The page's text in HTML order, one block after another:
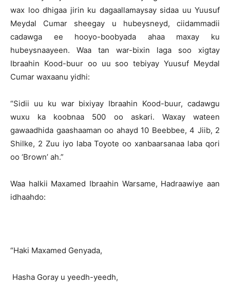
wax loo dhigaa jirin ku dagaallamaysay sidaa uu Yuusuf
Meydal Cumar sheegay u hubeysneyd, ciidammadii
cadawga ee hooyo-boobyada ahaa maxay ku
hubeysnaayeen. Waa tan war-bixin laga soo xigtay
Ibraahin Kood-buur oo uu soo tebiyay Yuusuf Meydal
Cumar waxaanu yidhi:
“Sidii uu ku war bixiyay Ibraahin Kood-buur, cadawgu
wuxu ka koobnaa 500 oo askari. Waxay wateen
gawaadhida gaashaaman oo ahayd 10 Beebbee, 4 Jiib, 2
Shilke, 2 Zuu iyo laba Toyote oo xanbaarsanaa laba qori
oo ‘Brown’ ah.”
Waa halkii Maxamed Ibraahin Warsame, Hadraawiye aan
idhaahdo:
“Haki Maxamed Genyada,
Hasha Goray u yeedh-yeedh,